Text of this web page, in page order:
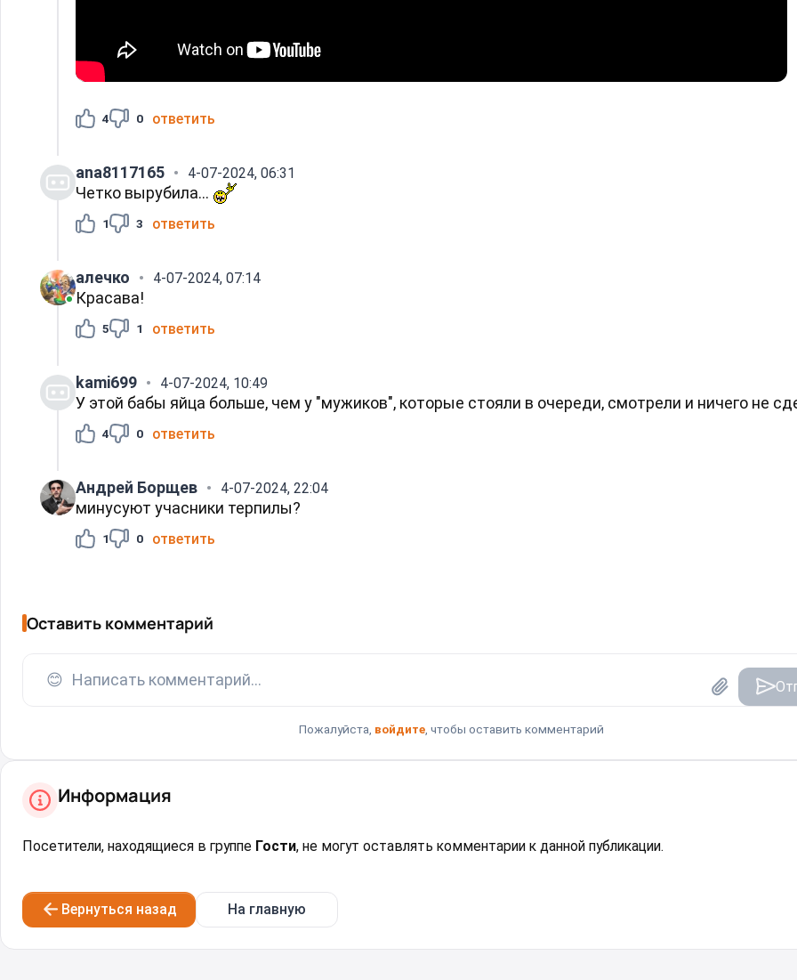
4 0 ответить
ana8117165 4-07-2024, 06:31
Четко вырубила...
1 3 ответить
алечко 4-07-2024, 07:14
Красава!
5 1 ответить
kami699 4-07-2024, 10:49
У этой бабы яйца больше, чем у "мужиков", которые стояли в очереди, смотрели и ничего не
4 0 ответить
Андрей Борщев 4-07-2024, 22:04
минусуют учасники терпилы?
1 0 ответить
Оставить комментарий
😊 Написать комментарий...
Пожалуйста, войдите, чтобы оставить комментарий
Информация
Посетители, находящиеся в группе Гости, не могут оставлять комментарии к данной публикации.
Вернуться назад На главную